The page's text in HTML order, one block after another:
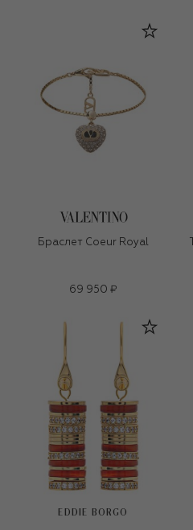
Браслет Coeur Royal
69 950 ₽
EDDIE BORGO